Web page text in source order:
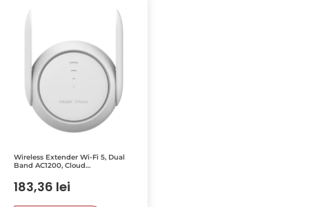
Wireless Extender Wi-Fi 5, Dual
Band AC1200, Cloud
EW1200R
183,36 lei